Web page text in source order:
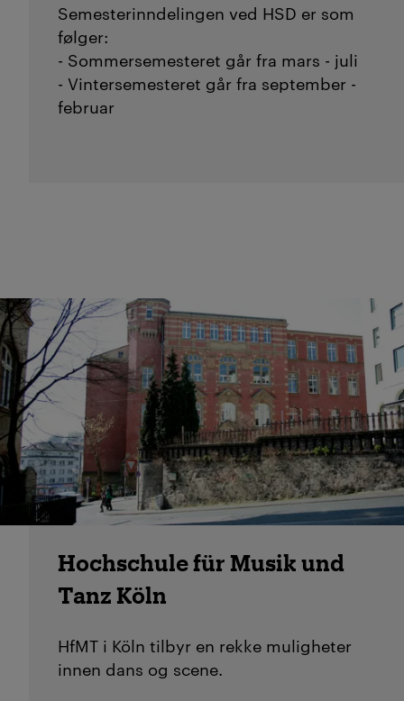
Semesterinndelingen ved HSD er som
følger:
- Sommersemesteret går fra mars - juli
- Vintersemesteret går fra september -
februar
Hochschule für Musik und
Tanz Köln
HfMT i Köln tilbyr en rekke muligheter
innen dans og scene.